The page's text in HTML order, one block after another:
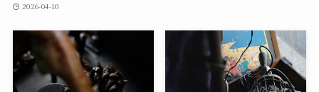
2026-04-10